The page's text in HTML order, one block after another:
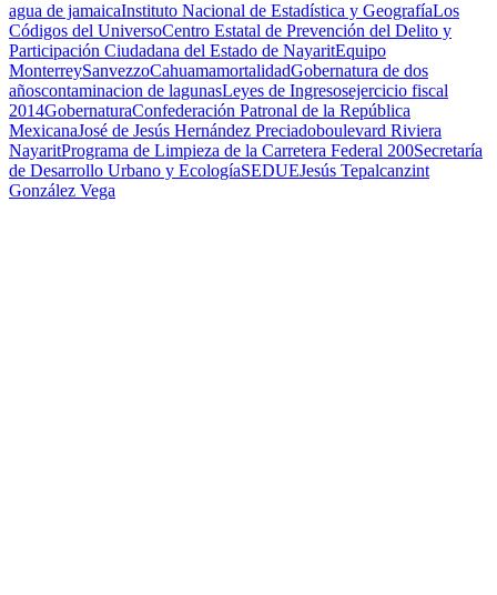
agua de jamaicaInstituto Nacional de Estadística y GeografíaLos
Códigos del UniversoCentro Estatal de Prevención del Delito y
Participación Ciudadana del Estado de NayaritEquipo
MonterreySanvezzoCahuamamortalidadGobernatura de dos
añoscontaminacion de lagunasLeyes de Ingresosejercicio fiscal
2014GobernaturaConfederación Patronal de la República
MexicanaJosé de Jesús Hernández Preciadoboulevard Riviera
NayaritPrograma de Limpieza de la Carretera Federal 200Secretaría
de Desarrollo Urbano y EcologíaSEDUEJesús Tepalcanzint
González Vega